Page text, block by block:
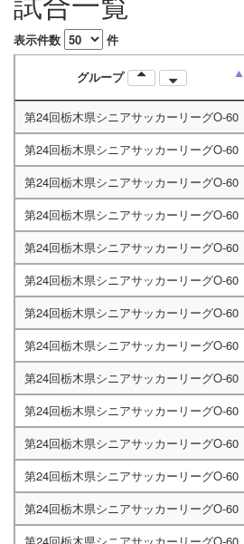
表示件数 件
グループ
第24回栃木県シニアサッカーリーグO-60
第24回栃木県シニアサッカーリーグO-60
第24回栃木県シニアサッカーリーグO-60
第24回栃木県シニアサッカーリーグO-60
第24回栃木県シニアサッカーリーグO-60
第24回栃木県シニアサッカーリーグO-60
第24回栃木県シニアサッカーリーグO-60
第24回栃木県シニアサッカーリーグO-60
第24回栃木県シニアサッカーリーグO-60
第24回栃木県シニアサッカーリーグO-60
第24回栃木県シニアサッカーリーグO-60
第24回栃木県シニアサッカーリーグO-60
第24回栃木県シニアサッカーリーグO-60
第24回栃木県シニアサッカーリーグO-60